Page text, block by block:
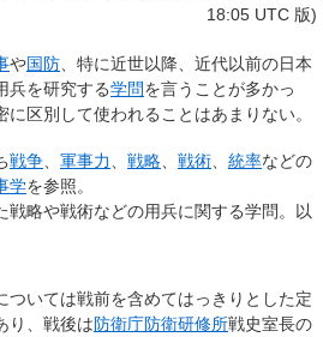
18:05 UTC 版)
や国防 、特に近世以降、近代以前の日本
兵を研究する学問を言うことが多かっ
に区別して使われることはあまりない。
戦争、 軍事力、 戦略、 戦術、 統率などの
学を参照。
戦略や戦術などの用兵に関する学問。以
ついては戦前を含めてはっきりとした定
り、戦後は防衛庁防衛研修所戦史室長の